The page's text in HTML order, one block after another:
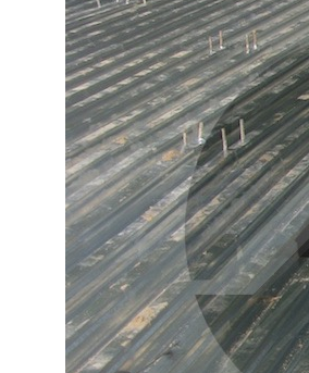
© 2005-2026. «ESG Professional» Все права защищены.
Разработка сайта
Генпроектировщик
Генподрядчик
Технический заказчик
Наши работы
СВЯЗАТЬСЯ С НАМИ
+7 (495) 150-70-93 9:00 — 21:00
ВРЕМЯ РАБОТЫ
Пн-Сб
О компании
Заказать обратный звонок
Контакты